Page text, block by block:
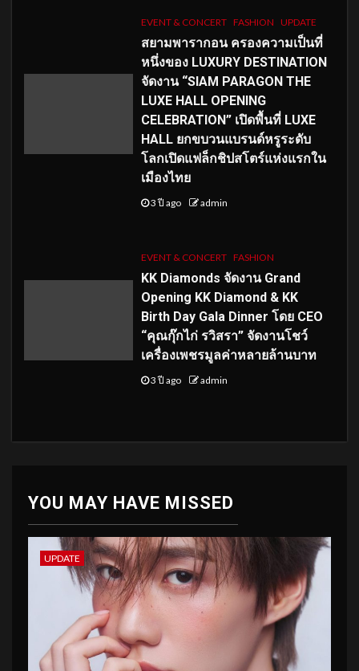
EVENT & CONCERT FASHION UPDATE
สยามพารากอน ครองความเป็นที่
หนึ่งของ LUXURY DESTINATION
จัดงาน “SIAM PARAGON THE
LUXE HALL OPENING
CELEBRATION” เปิดพื้นที่ LUXE
HALL ยกขบวนแบรนด์หรูระดับ
โลกเปิดแฟล็กชิปสโตร์แห่งแรกใน
เมืองไทย
3 ปี ago admin
EVENT & CONCERT FASHION
KK Diamonds จัดงาน Grand
Opening KK Diamond & KK
Birth Day Gala Dinner โดย CEO
“คุณกุ๊กไก่ รวิสรา” จัดงานโชว์
เครื่องเพชรมูลค่าหลายล้านบาท
3 ปี ago admin
YOU MAY HAVE MISSED
UPDATE